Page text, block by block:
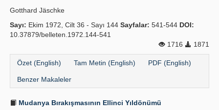
Gotthard Jäschke
Sayı: Ekim 1972, Cilt 36 - Sayı 144 Sayfalar: 541-544 DOI:
10.37879/belleten.1972.144-541
1716
1871
Özet (English) Tam Metin (English) PDF (English)
Benzer Makaleler
Mudanya Bırakışmasının Ellinci Yıldönümü